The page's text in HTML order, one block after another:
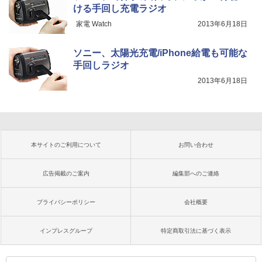
ける手回し充電ラジオ
家電 Watch 2013年6月18日
ソニー、太陽光充電/iPhone給電も可能な
手回しラジオ
2013年6月18日
本サイトのご利用について お問い合わせ
広告掲載のご案内 編集部へのご連絡
プライバシーポリシー 会社概要
インプレスグループ 特定商取引法に基づく表示